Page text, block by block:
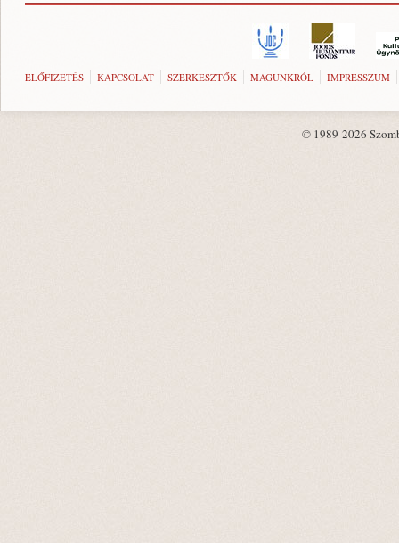
ELŐFIZETÉS KAPCSOLAT SZERKESZTŐK MAGUNKRÓL IMPRESSZUM
© 1989-2026